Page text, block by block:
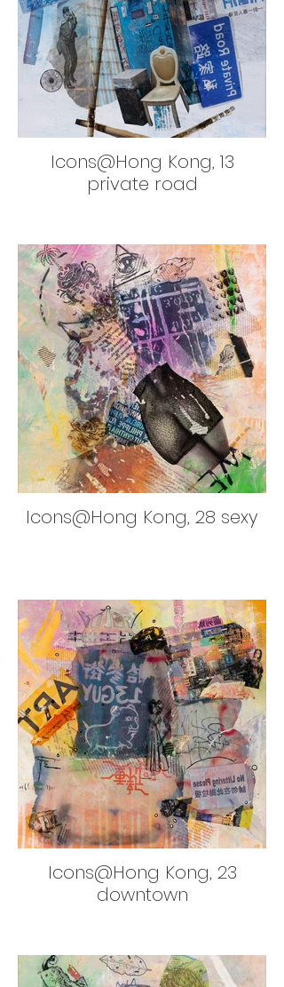
Icons@Hong Kong, 13
private road
Icons@Hong Kong, 28 sexy
Icons@Hong Kong, 23
downtown